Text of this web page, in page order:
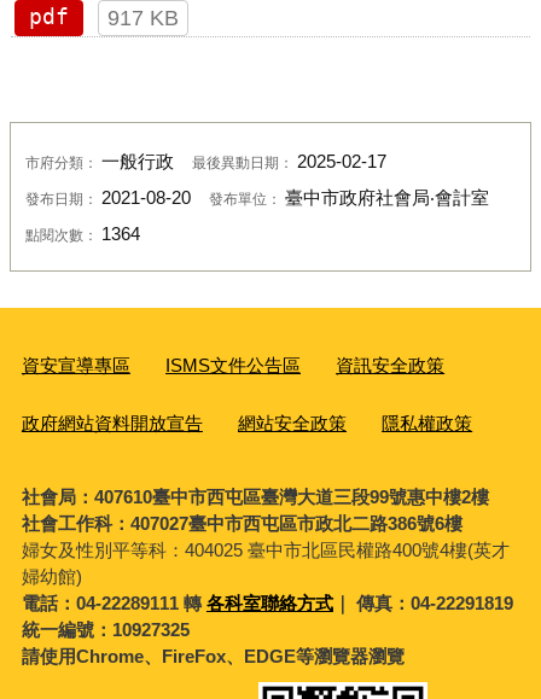
pdf
917 KB
市府分類： 一般行政 最後異動日期： 2025-02-17
發布日期： 2021-08-20 發布單位： 臺中市政府社會局‧會計室
點閱次數： 1364
資安宣導專區 ISMS文件公告區 資訊安全政策
政府網站資料開放宣告 網站安全政策 隱私權政策
社會局：407610臺中市西屯區臺灣大道三段99號惠中樓2樓
社會工作科：407027臺中市西屯區市政北二路386號6樓
婦女及性別平等科： 404025 臺中市北區民權路400號4樓(英才
婦幼館)
電話：04-22289111 轉各科室聯絡方式｜ 傳真：04-22291819
統一編號：10927325
請使用Chrome、FireFox、EDGE等瀏覽器瀏覽